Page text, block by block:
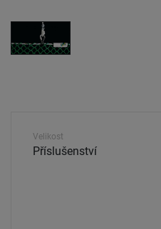
Velikost
Příslušenství